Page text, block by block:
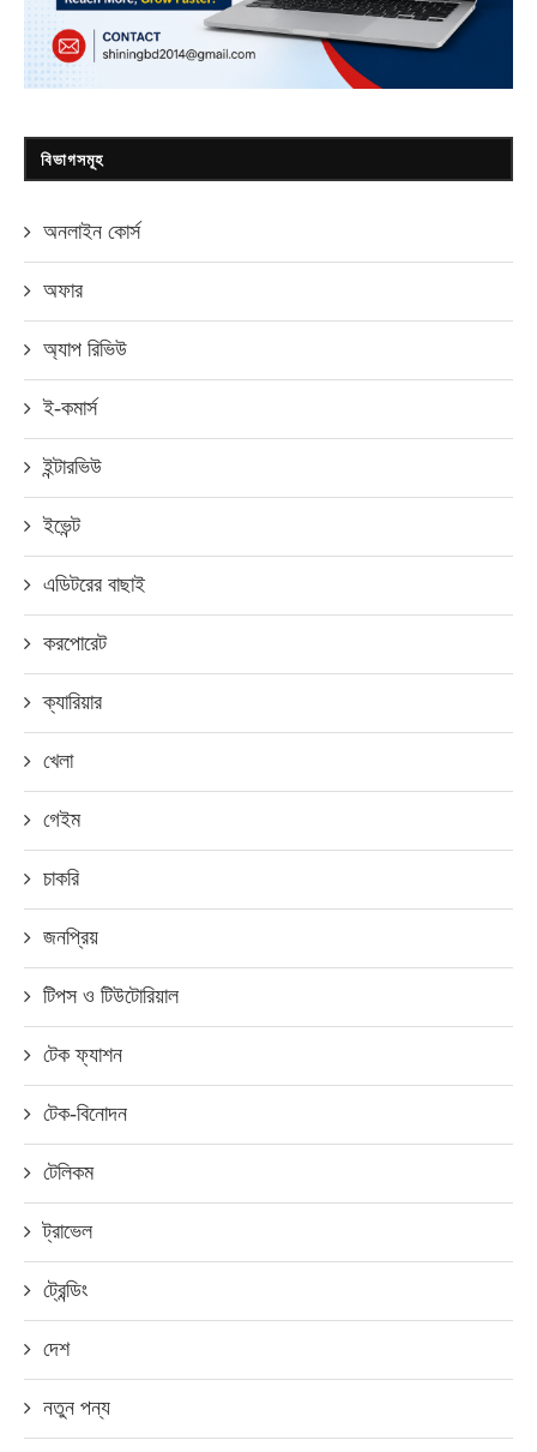
বিভাগসমূহ
অনলাইন কোর্স
অফার
অ্যাপ রিভিউ
ই-কমার্স
ইন্টারভিউ
ইভেন্ট
এডিটরের বাছাই
করপোরেট
ক্যারিয়ার
খেলা
গেইম
চাকরি
জনপ্রিয়
টিপস ও টিউটোরিয়াল
টেক ফ্যাশন
টেক-বিনোদন
টেলিকম
ট্রাভেল
ট্রেন্ডিং
দেশ
নতুন পন্য